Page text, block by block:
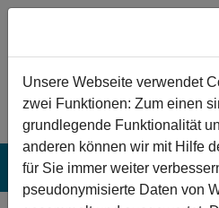
Zum Hauptinhalt springen
Unsere Webseite verwendet
zwei Funktionen: Zum einen
grundlegende Funktionalität
anderen können wir mit Hilfe
für Sie immer weiter
pseudonymisierte Daten von